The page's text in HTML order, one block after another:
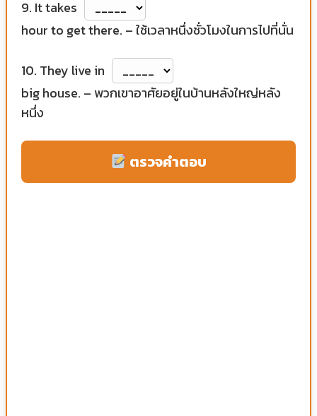
9. It takes
hour to get there. – ใช้เวลาหนึ่งชั่วโมงในการไปที่นั่น
10. They live in
big house. – พวกเขาอาศัยอยู่ในบ้านหลังใหญ่หลัง
หนึ่ง
ตรวจคำตอบ